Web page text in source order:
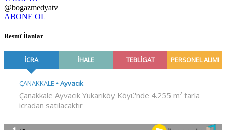
@bogazmedyatv
ABONE OL
Resmî İlanlar